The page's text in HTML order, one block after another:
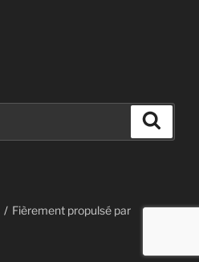
Fièrement propulsé par